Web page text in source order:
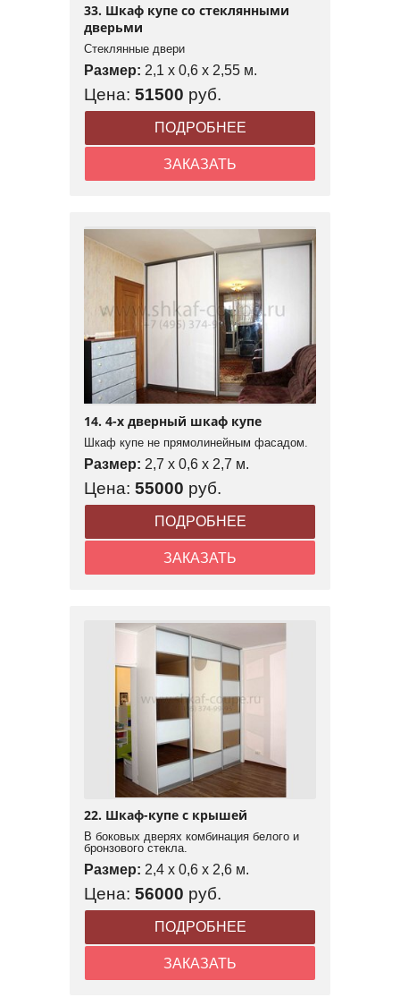
33. Шкаф купе со стеклянными
дверьми
Стеклянные двери
Размер: 2,1 x 0,6 x 2,55 м.
Цена: 51500 руб.
ПОДРОБНЕЕ
ЗАКАЗАТЬ
14. 4-х дверный шкаф купе
Шкаф купе не прямолинейным фасадом.
Размер: 2,7 x 0,6 x 2,7 м.
Цена: 55000 руб.
ПОДРОБНЕЕ
ЗАКАЗАТЬ
22. Шкаф-купе с крышей
В боковых дверях комбинация белого и
бронзового стекла.
Размер: 2,4 x 0,6 x 2,6 м.
Цена: 56000 руб.
ПОДРОБНЕЕ
ЗАКАЗАТЬ